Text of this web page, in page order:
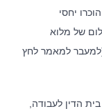
יחסי
של מלוא
למאמר לחץ
הדין לעבודה,